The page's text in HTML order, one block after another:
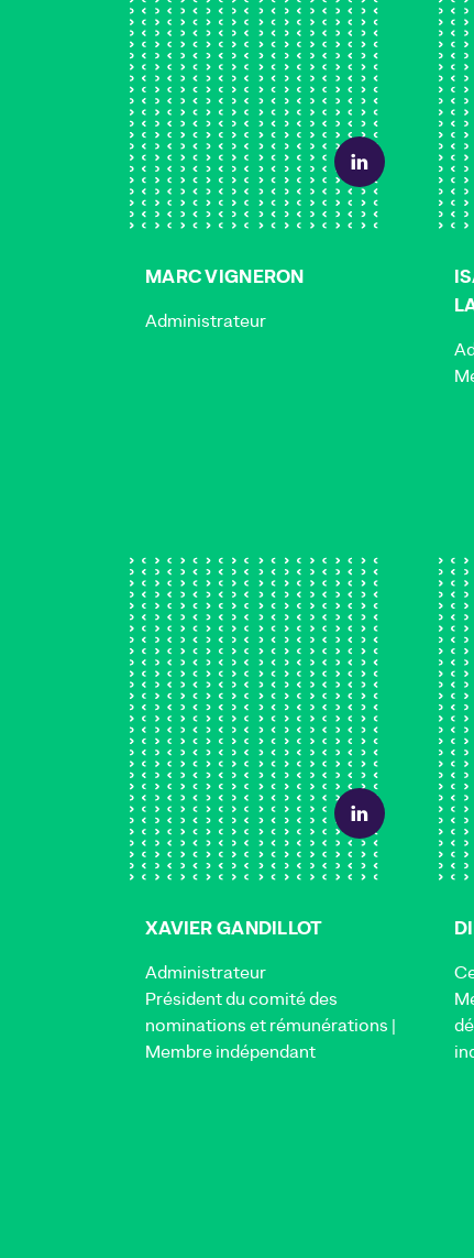
MARC VIGNERON
Administrateur
XAVIER GANDILLOT
Administrateur
Président du comité des
nominations et rémunérations |
Membre indépendant